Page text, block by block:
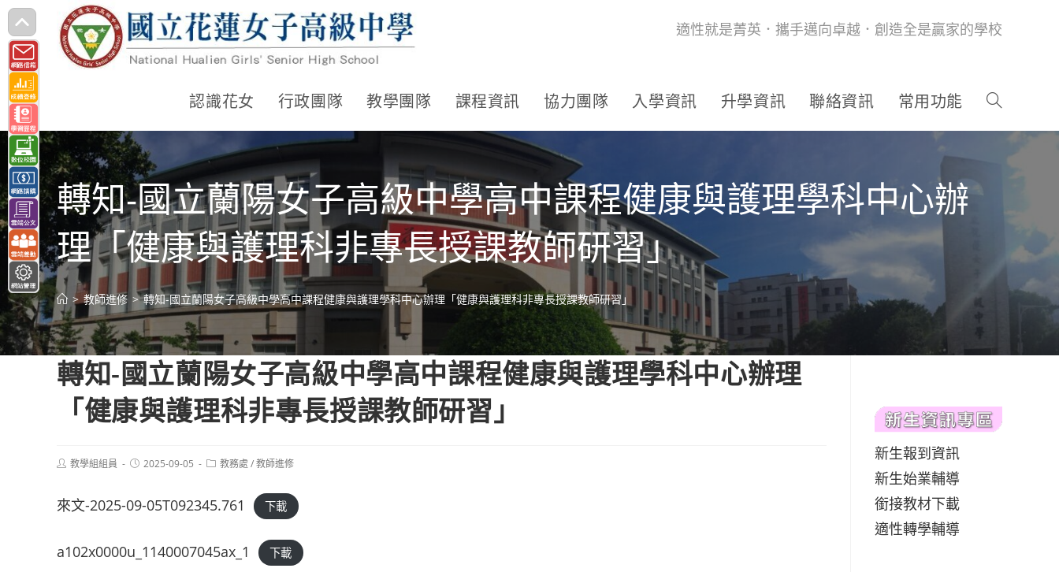
跳
轉
至
主
要
內
容
適性就是菁英．攜手邁向卓越．創造全是贏家的學校
認識花女 行政團隊 教學團隊 課程資訊 協力團隊 入學資訊 升學資訊 聯絡資訊 常用功能
轉知-國立蘭陽女子高級中學高中課程健康與護理學科中心辦
理「健康與護理科非專長授課教師研習」
> 教師進修 > 轉知-國立蘭陽女子高級中學高中課程健康與護理學科中心辦理「健康與護理科非專長授課教師研習」
轉知-國立蘭陽女子高級中學高中課程健康與護理學科中心辦理
「健康與護理科非專長授課教師研習」
Post教學組組員
Post2025-09-05
Post教務處 /教師進修
來文-2025-09-05T092345.761 下載
a102x0000u_1140007045ax_1 下載
新生報到資訊
新生始業輔導
銜接教材下載
適性轉學輔導